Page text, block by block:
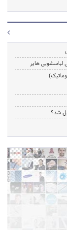
لباسشویی هایر
شد؟